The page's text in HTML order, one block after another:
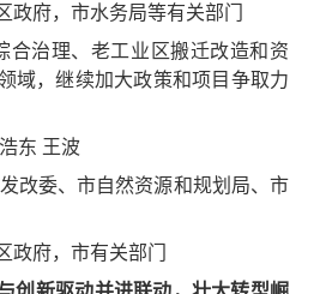
政府，市水务局等有关部门
合治理、老工业区搬迁改造和资
域，继续加大政策和项目争取力
东 王波
改委、市自然资源和规划局、市
政府，市有关部门